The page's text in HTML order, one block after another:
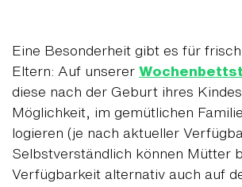
Eine Besonderheit gibt es für
Eltern: Auf unserer
diese nach der Geburt ihres
Möglichkeit, im gemütlichen
logieren (je nach aktueller
Selbstverständlich können Mütter
Verfügbarkeit alternativ auch auf